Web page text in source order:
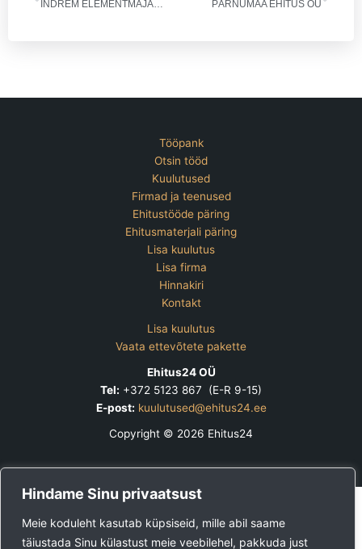
Hindame Sinu privaatsust
Meie koduleht kasutab küpsiseid, mille abil saame
täiustada Sinu külastust meie veebilehel, pakkuda just
PÄRNUMAA EHITUS OÜ
Tööpank
Otsin tööd
Kuulutused
Firmad ja teenused
Ehitustööde päring
Ehitusmaterjali päring
Lisa kuulutus
Lisa firma
Hinnakiri
Kontakt
Lisa kuulutus
Vaata ettevõtete pakette
Ehitus24 OÜ
Tel: +372 5123 867 (E-R 9-15)
E-post: kuulutused@ehitus24.ee
Copyright © 2026 Ehitus24